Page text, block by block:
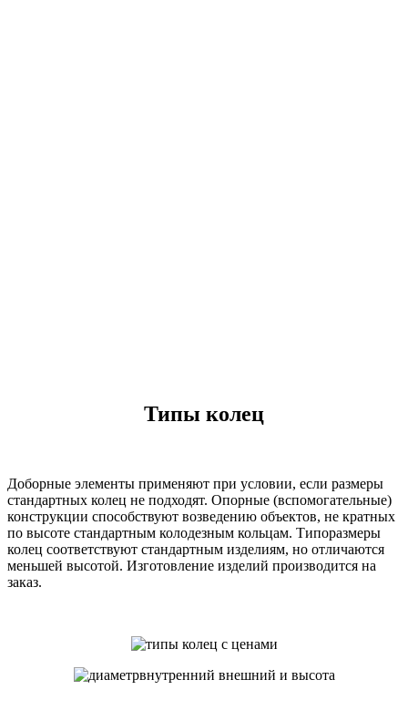
Типы колец
Доборные элементы применяют при условии, если размеры
стандартных колец не подходят. Опорные (вспомогательные)
конструкции способствуют возведению объектов, не кратных
по высоте стандартным колодезным кольцам. Типоразмеры
колец соответствуют стандартным изделиям, но отличаются
меньшей высотой. Изготовление изделий производится на
заказ.